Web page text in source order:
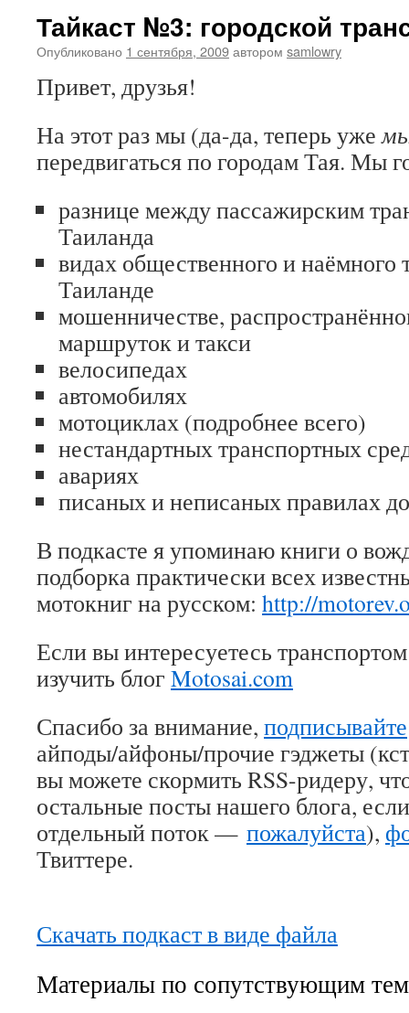
Тайкаст №3: городской
Опубликовано 1 сентября, 2009автором samlowry
Привет, друзья!
На этот раз мы (да-да, теперь уже
передвигаться по городам Тая. Мы
разнице между пассажирским
Таиланда
видах общественного и наёмного
Таиланде
мошенничестве,
маршруток и такси
велосипедах
автомобилях
мотоциклах (подробнее всего)
нестандартных транспортных
авариях
писаных и неписаных правилах
В подкасте я упоминаю книги о
подборка практически всех
мотокниг на русском: http://
Если вы интересуетесь
изучить блог Motosai.com
Спасибо за внимание, подписывайте
айподы/айфоны/прочие гэджеты
вы можете скормить RSS-ридеру,
остальные посты нашего блога,
отдельный поток — пожалуйста),
Твиттере.
Скачать подкаст в виде файла
Материалы по сопутствующим